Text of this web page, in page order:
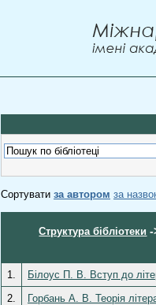
Сортувати за автором за
Структура бібліотеки
1.
Білоус П. В. Вступ до
2.
Горбань А. В. Теорія